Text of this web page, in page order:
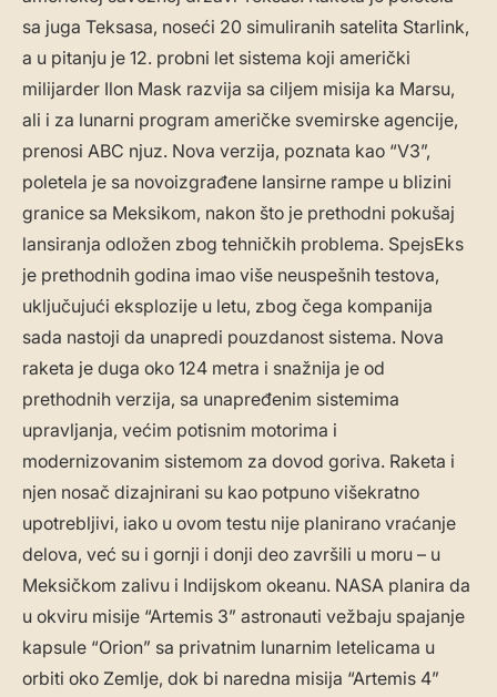
sa juga Teksasa, noseći 20 simuliranih satelita Starlink,
a u pitanju je 12. probni let sistema koji američki
milijarder Ilon Mask razvija sa ciljem misija ka Marsu,
ali i za lunarni program američke svemirske agencije,
prenosi ABC njuz. Nova verzija, poznata kao “V3”,
poletela je sa novoizgrađene lansirne rampe u blizini
granice sa Meksikom, nakon što je prethodni pokušaj
lansiranja odložen zbog tehničkih problema. SpejsEks
je prethodnih godina imao više neuspešnih testova,
uključujući eksplozije u letu, zbog čega kompanija
sada nastoji da unapredi pouzdanost sistema. Nova
raketa je duga oko 124 metra i snažnija je od
prethodnih verzija, sa unapređenim sistemima
upravljanja, većim potisnim motorima i
modernizovanim sistemom za dovod goriva. Raketa i
njen nosač dizajnirani su kao potpuno višekratno
upotrebljivi, iako u ovom testu nije planirano vraćanje
delova, već su i gornji i donji deo završili u moru – u
Meksičkom zalivu i Indijskom okeanu. NASA planira da
u okviru misije “Artemis 3” astronauti vežbaju spajanje
kapsule “Orion” sa privatnim lunarnim letelicama u
orbiti oko Zemlje, dok bi naredna misija “Artemis 4”